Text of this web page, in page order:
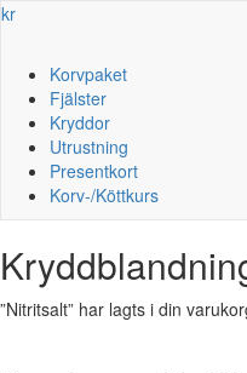
kr
Korvpaket
Fjälster
Kryddor
Utrustning
Presentkort
Korv-/Köttkurs
”Nitritsalt” har lagts i din